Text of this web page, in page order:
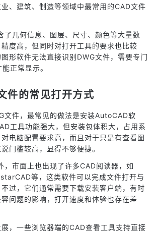
、建筑、制造等领域中最常用的CAD文件
了几何信息、图层、尺寸、颜色等大量数
度高，但同时对打开工具的要求也比较
形软件无法直接识别DWG文件，需要专门
正常显示。
件的常见打开方式
文件，最常见的做法是安装AutoCAD软
工具功能强大，但安装包体积大，占用系
电脑配置要求高，而且对于只是有查看图
门槛较高，显得不够便捷。
，市面上也出现了许多CAD阅读器，如
等，这类软件可以完成文件打开与
过，它们通常需要下载安装客户端，有时
问题的影响，打开速度和体验也存在差
，一些浏览器端的CAD查看工具支持直接